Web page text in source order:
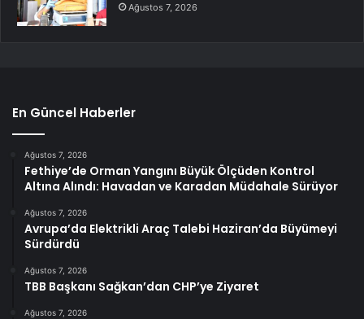
Ağustos 7, 2026
En Güncel Haberler
Ağustos 7, 2026
Fethiye’de Orman Yangını Büyük Ölçüden Kontrol
Altına Alındı: Havadan ve Karadan Müdahale Sürüyor
Ağustos 7, 2026
Avrupa’da Elektrikli Araç Talebi Haziran’da Büyümeyi
Sürdürdü
Ağustos 7, 2026
TBB Başkanı Sağkan’dan CHP’ye Ziyaret
Ağustos 7, 2026